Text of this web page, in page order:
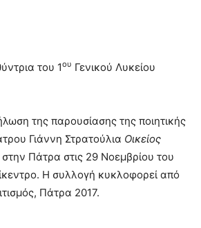
του 1ου Γενικού Λυκείου
της παρουσίασης της ποιητικής
Γιάννη Στρατούλια Οικείος
στην Πάτρα στις 29 Νοεμβρίου του
Η συλλογή κυκλοφορεί από
Πάτρα 2017.